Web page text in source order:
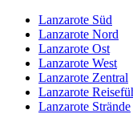
Lanzarote Süd
Lanzarote Nord
Lanzarote Ost
Lanzarote West
Lanzarote Zentral
Lanzarote
Lanzarote Strände